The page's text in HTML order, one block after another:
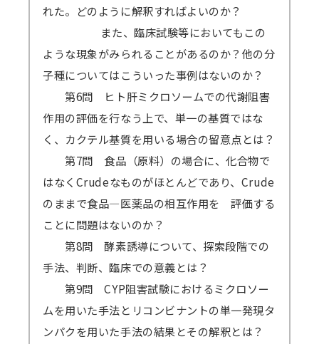
れた。どのように解釈すればよいのか？
また、臨床試験等においてもこの
ような現象がみられることがあるのか？他の分
子種についてはこういった事例はないのか？
第6問 ヒト肝ミクロソームでの代謝阻害
作用の評価を行なう上で、単一の基質ではな
く、カクテル基質を用いる場合の留意点とは？
第7問 食品（原料）の場合に、化合物で
はなくCrudeなものがほとんどであり、Crude
のままで食品―医薬品の相互作用を 評価する
ことに問題はないのか？
第8問 酵素誘導について、探索段階での
手法、判断、臨床での意義とは？
第9問 CYP阻害試験におけるミクロソー
ムを用いた手法とリコンビナントの単一発現タ
ンパクを用いた手法の結果とその解釈とは？